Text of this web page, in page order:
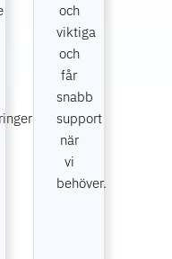
och
viktiga
och
får
snabb
support
när
vi
behöver.